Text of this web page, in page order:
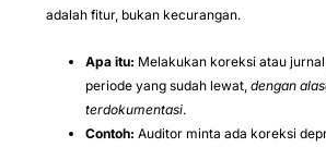
adalah fitur, bukan kecurangan.
Apa itu: Melakukan koreksi atau
periode yang sudah lewat, dengan
terdokumentasi.
Contoh: Auditor minta ada koreksi